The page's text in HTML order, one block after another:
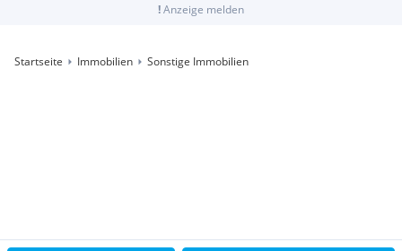
!Anzeige melden
Startseite Immobilien Sonstige Immobilien